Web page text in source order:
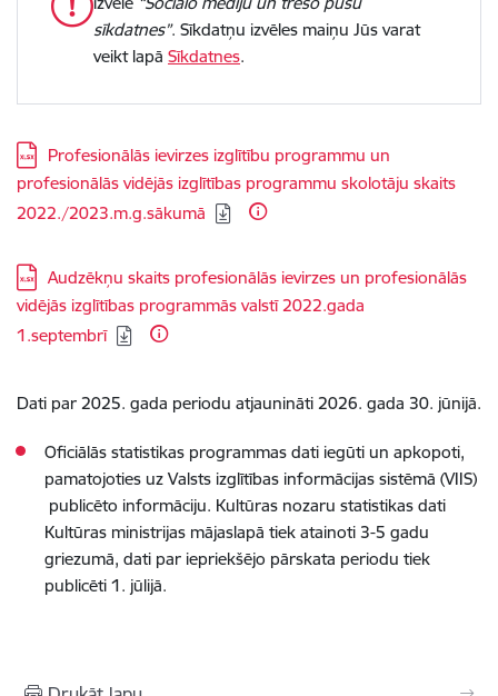
sīkdatnes”. Sīkdatņu izvēles maiņu Jūs varat
veikt lapā Sīkdatnes.
Lejupielādēt:
Profesionālās ievirzes izglītību programmu un
profesionālās vidējās izglītības programmu skolotāju skaits
2022./2023.m.g.sākumā
Lejupielādēt:
Audzēkņu skaits profesionālās ievirzes un profesionālās
vidējās izglītības programmās valstī 2022.gada
1.septembrī
Dati par 2025. gada periodu atjaunināti 2026. gada 30. jūnijā.
Oficiālās statistikas programmas dati iegūti un apkopoti,
pamatojoties uz Valsts izglītības informācijas sistēmā (VIIS)
publicēto informāciju. Kultūras nozaru statistikas dati
Kultūras ministrijas mājaslapā tiek atainoti 3-5 gadu
griezumā, dati par iepriekšējo pārskata periodu tiek
publicēti 1. jūlijā.